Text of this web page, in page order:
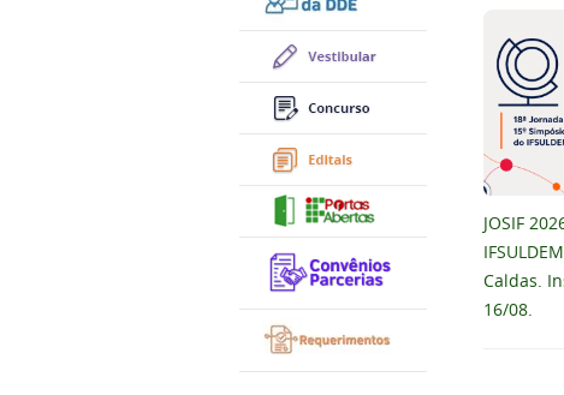
JOSIF
Caldas.
16/08.